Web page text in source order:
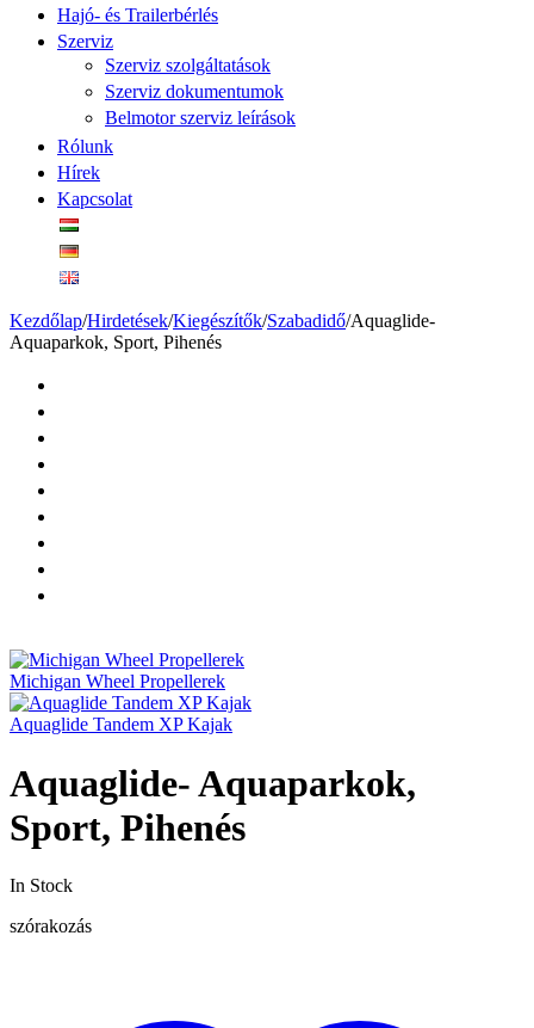
Hajó- és Trailerbérlés
Szerviz
Szerviz szolgáltatások
Szerviz dokumentumok
Belmotor szerviz leírások
Rólunk
Hírek
Kapcsolat
Kezdőlap/Hirdetések/Kiegészítők/Szabadidő/Aquaglide-
Aquaparkok, Sport, Pihenés
Michigan Wheel Propellerek
Aquaglide Tandem XP Kajak
Aquaglide- Aquaparkok,
Sport, Pihenés
In Stock
szórakozás